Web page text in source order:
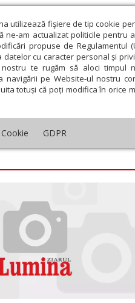
utilizează fişiere de tip cookie
ne-am actualizat politicile pentru
propuse de Regulamentul
datelor cu caracter personal și
nostru te rugăm să aloci timpul
navigării pe Website-ul nostru
totuși că poți modifica în orice
GDPR
Teologie și
Sănătate Analiză
Decembrie